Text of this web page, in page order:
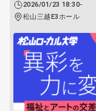
2026/01/23 18:30-
松山三越E3ホール